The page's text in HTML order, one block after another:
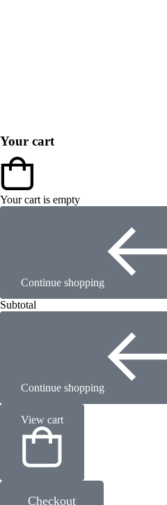
Your cart
Your cart is empty
Continue shopping
Subtotal
Continue shopping
View cart
Checkout